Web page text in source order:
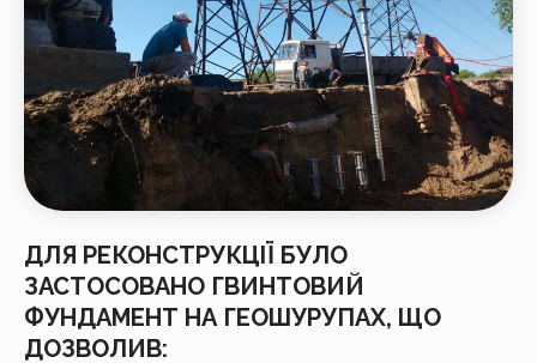
ДЛЯ РЕКОНСТРУКЦІЇ БУЛО
ЗАСТОСОВАНО ГВИНТОВИЙ
ФУНДАМЕНТ НА ГЕОШУРУПАХ, ЩО
ДОЗВОЛИВ: